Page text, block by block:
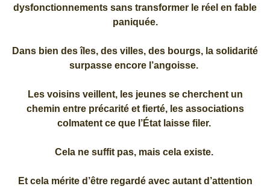
dysfonctionnements sans transformer le réel en fable
paniquée.
Dans bien des îles, des villes, des bourgs, la solidarité
surpasse encore l’angoisse.
Les voisins veillent, les jeunes se cherchent un
chemin entre précarité et fierté, les associations
colmatent ce que l’État laisse filer.
Cela ne suffit pas, mais cela existe.
Et cela mérite d’être regardé avec autant d’attention